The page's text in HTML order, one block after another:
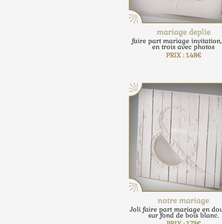
mariage deplie
faire part mariage
en trois avec photos
PRIX : 1.48€
notre mariage
Joli faire part mariage en
sur fond de bois blanc.